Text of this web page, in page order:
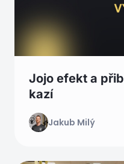
Jojo efekt a
kazí
Jakub Milý